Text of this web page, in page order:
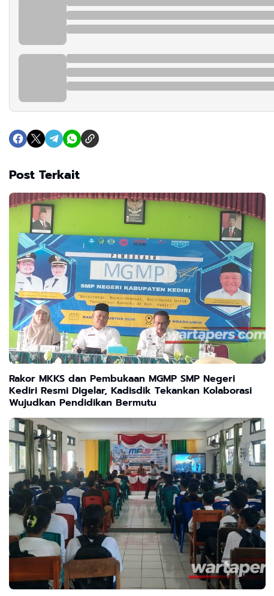
Post Terkait
Rakor MKKS dan Pembukaan MGMP SMP Negeri
Kediri Resmi Digelar, Kadisdik Tekankan Kolaborasi
Wujudkan Pendidikan Bermutu